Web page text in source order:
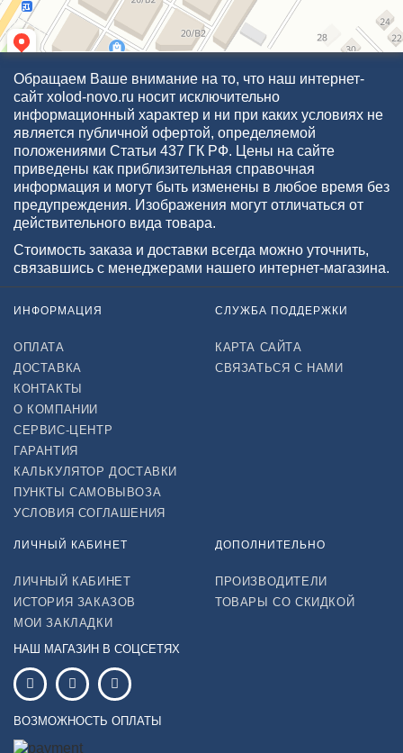
Обращаем Ваше внимание на то, что наш интернет-
сайт xolod-novo.ru носит исключительно
информационный характер и ни при каких условиях не
является публичной офертой, определяемой
положениями Статьи 437 ГК РФ. Цены на сайте
приведены как приблизительная справочная
информация и могут быть изменены в любое время без
предупреждения. Изображения могут отличаться от
действительного вида товара.
Стоимость заказа и доставки всегда можно уточнить,
связавшись с менеджерами нашего интернет-магазина.
ИНФОРМАЦИЯ
ОПЛАТА
ДОСТАВКА
КОНТАКТЫ
О КОМПАНИИ
СЕРВИС-ЦЕНТР
ГАРАНТИЯ
КАЛЬКУЛЯТОР ДОСТАВКИ
ПУНКТЫ САМОВЫВОЗА
УСЛОВИЯ СОГЛАШЕНИЯ
СЛУЖБА ПОДДЕРЖКИ
КАРТА САЙТА
СВЯЗАТЬСЯ С НАМИ
ЛИЧНЫЙ КАБИНЕТ
ЛИЧНЫЙ КАБИНЕТ
ИСТОРИЯ ЗАКАЗОВ
МОИ ЗАКЛАДКИ
ДОПОЛНИТЕЛЬНО
ПРОИЗВОДИТЕЛИ
ТОВАРЫ СО СКИДКОЙ
НАШ МАГАЗИН В СОЦСЕТЯХ
ВОЗМОЖНОСТЬ ОПЛАТЫ